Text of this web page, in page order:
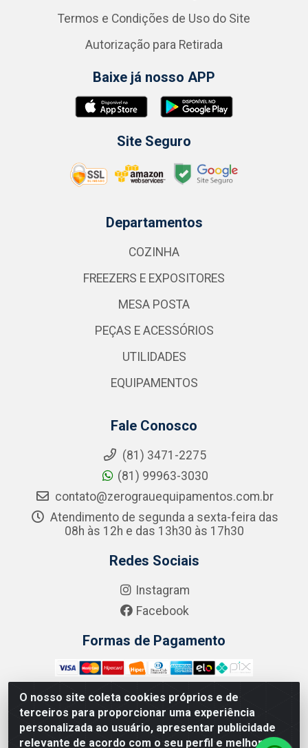
O nosso site coleta cookies próprios e de
terceiros para proporcionar uma experiência
personalizada ao usuário, apresentar publicidade
relevante de acordo com o seu perfil e melhorar a
Termos e Condições de Uso do Site
Autorização para Retirada
Baixe já nosso APP
Site Seguro
Departamentos
COZINHA
FREEZERS E EXPOSITORES
MESA POSTA
PEÇAS E ACESSÓRIOS
UTILIDADES
EQUIPAMENTOS
Fale Conosco
(81) 3471-2275
(81) 99963-3030
contato@zerograuequipamentos.com.br
Atendimento de segunda a sexta-feira das
08h às 12h e das 13h30 às 17h30
Redes Sociais
Instagram
Facebook
Formas de Pagamento
Zero Grau - Rua Jean Emile Favre, 746 - Ipsep,
Recife/PE - CEP 51.190-450 - CNPJ 09.132.989/0001-61